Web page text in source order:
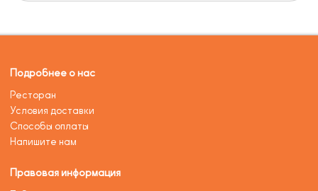
Подробнее о нас
Ресторан
Условия доставки
Способы оплаты
Напишите нам
Правовая информация